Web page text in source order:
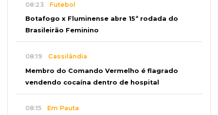
08:23 Futebol
Botafogo x Fluminense abre 15ª rodada do
Brasileirão Feminino
08:19 Cassilândia
Membro do Comando Vermelho é flagrado
vendendo cocaína dentro de hospital
08:15 Em Pauta